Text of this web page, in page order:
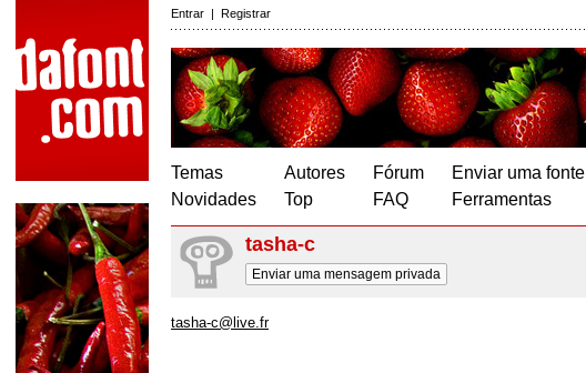
Entrar | Registrar
Temas
Novidades
Autores
Top
Fórum
FAQ
Enviar uma fonte
Ferramentas
tasha-c
Enviar uma mensagem privada
tasha-c@live.fr